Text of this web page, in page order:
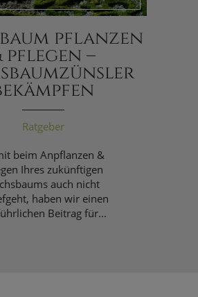
pflanzen
pflegen –
Ratgeber
beim Anpflanzen &
Ihres zukünftigen
auch nicht
haben wir einen
Beitrag für...